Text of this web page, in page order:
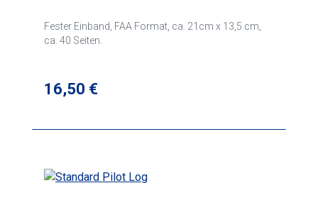
Fester Einband, FAA Format, ca. 21cm x 13,5 cm,
ca. 40 Seiten.
Regulärer Preis:
16,50 €